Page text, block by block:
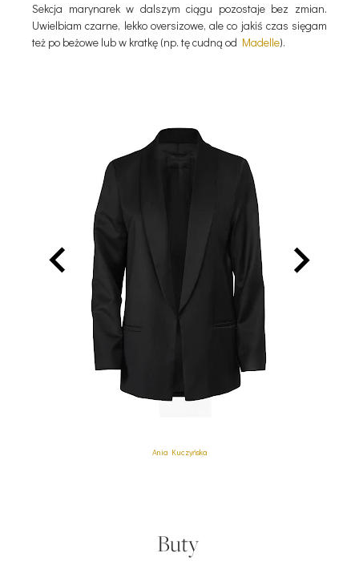
Sekcja marynarek w dalszym ciągu pozostaje bez zmian.
Uwielbiam czarne, lekko oversizowe, ale co jakiś czas sięgam
też po beżowe lub w kratkę (np. tę cudną od Madelle).
Ania Kuczyńska
Buty